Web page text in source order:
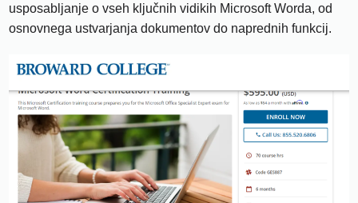
usposabljanje o vseh ključnih vidikih Microsoft Worda, od
osnovnega ustvarjanja dokumentov do naprednih funkcij.